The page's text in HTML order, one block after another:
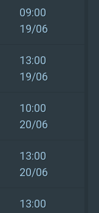
09:00
19/06
13:00
19/06
10:00
20/06
13:00
20/06
13:00